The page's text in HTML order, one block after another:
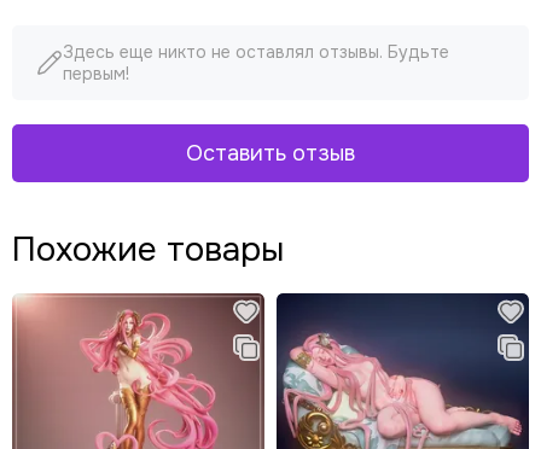
Здесь еще никто не оставлял отзывы. Будьте
первым!
Оставить отзыв
Похожие товары